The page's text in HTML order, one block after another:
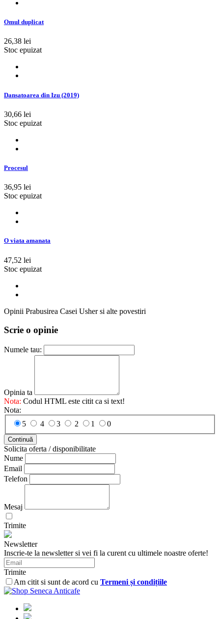
Omul duplicat
26,38 lei
Stoc epuizat
Dansatoarea din Izu (2019)
30,66 lei
Stoc epuizat
Procesul
36,95 lei
Stoc epuizat
O viata amanata
47,52 lei
Stoc epuizat
Opinii Prabusirea Casei Usher si alte povestiri
Scrie o opinie
Numele tau:
Opinia ta
Nota: Codul HTML este citit ca si text!
Nota:
5
4 3 2 1 0
Continuă
Solicita oferta / disponibilitate
Nume
Email
Telefon
Mesaj
Trimite
Newsletter
Inscrie-te la newsletter si vei fi la curent cu ultimele noastre oferte!
Trimite
Am citit si sunt de acord cu Termeni și condițiile